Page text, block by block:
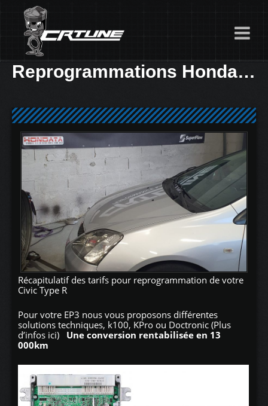
Reprogrammations Honda Civic EP3 Ethanol E85 ou SP98
Récapitulatif des tarifs pour reprogrammation de votre
Civic Type R
Pour votre EP3 nous vous proposons différentes
solutions techniques, k100, KPro ou Doctronic (Plus
d’infos ici)
Une conversion rentabilisée en 13
000km